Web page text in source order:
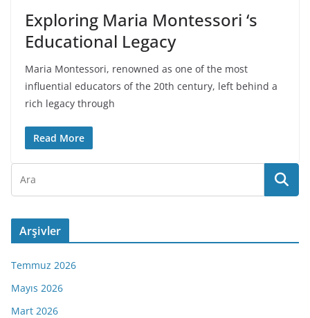
Exploring Maria Montessori ‘s
Educational Legacy
Maria Montessori, renowned as one of the most
influential educators of the 20th century, left behind a
rich legacy through
Read More
Arşivler
Temmuz 2026
Mayıs 2026
Mart 2026